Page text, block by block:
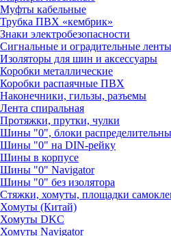
Муфты кабельные
Трубка ПВХ «кембрик»
Знаки электробезопасности
Сигнальные и оградительные ленты
Изоляторы для шин и аксессуары
Коробки металлические
Коробки распаячные ПВХ
Наконечники, гильзы, разъемы
Лента спиральная
Протяжки, прутки, чулки
Шины "0", блоки
Шины "0" на DIN-рейку
Шины в корпусе
Шины "0" Navigator
Шины "0" без изолятора
Стяжки, хомуты, площадки
Хомуты (Китай)
Хомуты DKC
Хомуты Navigator